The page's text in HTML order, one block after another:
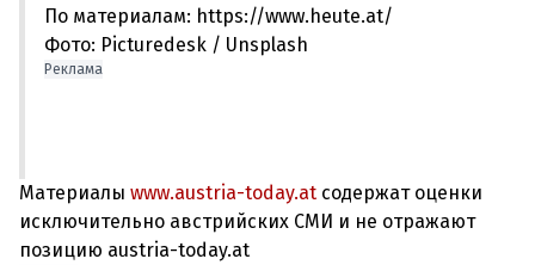
По материалам: https://www.heute.at/
Фото: Picturedesk / Unsplash
Реклама
Материалы www.austria-today.at содержат оценки
исключительно австрийских СМИ и не отражают
позицию austria-today.at